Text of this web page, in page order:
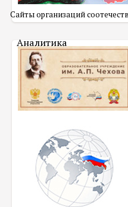
Сайты организаций
Аналитика